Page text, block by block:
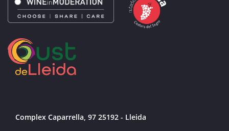
Complex Caparrella, 97 25192 - Lleida